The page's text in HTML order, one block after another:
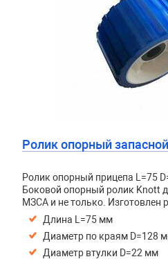
Ролик опорный
Ролик опорный прицепа L=75
Боковой опорный ролик Knott
МЗСА и не только. Изготовлен
Длина L=75 мм
Диаметр по краям D=128
Диаметр втулки D=22 мм